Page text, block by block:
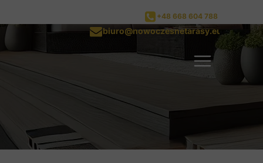
biuro@nowoczesnetarasy.eu
+48 668 604 788